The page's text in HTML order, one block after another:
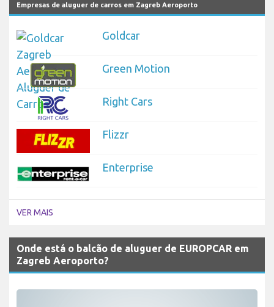
Empresas de aluguer de carros em Zagreb Aeroporto
Goldcar
Green Motion
Right Cars
Flizzr
Enterprise
VER MAIS
Onde está o balcão de aluguer de EUROPCAR em
Zagreb Aeroporto?